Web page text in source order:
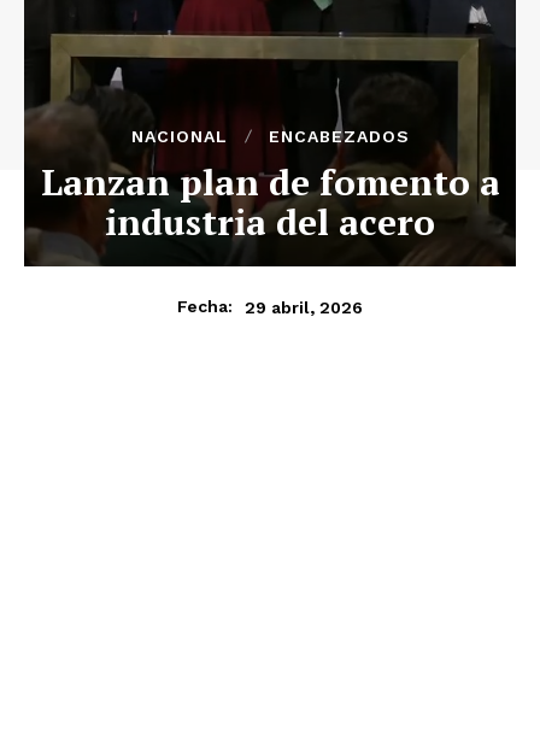
NACIONAL ENCABEZADOS
Lanzan plan de fomento a
industria del acero
Fecha: 29 abril, 2026